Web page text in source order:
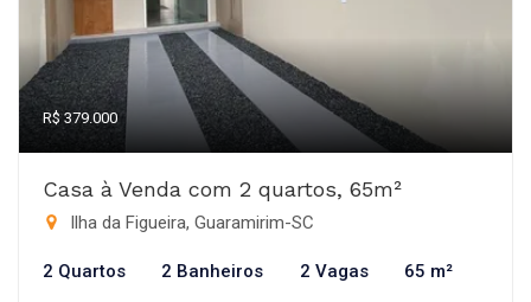
R$ 379.000
Casa à Venda com 2 quartos, 65m²
Ilha da Figueira, Guaramirim-SC
2 Quartos 2 Banheiros 2 Vagas 65 m²